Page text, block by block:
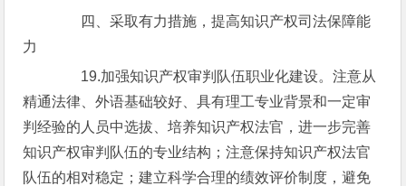
四、采取有力措施，提高知识产权司法保障能
力
19.加强知识产权审判队伍职业化建设。注意从
精通法律、外语基础较好、具有理工专业背景和一定审
判经验的人员中选拔、培养知识产权法官，进一步完善
知识产权审判队伍的专业结构；注意保持知识产权法官
队伍的相对稳定；建立科学合理的绩效评价制度，避免